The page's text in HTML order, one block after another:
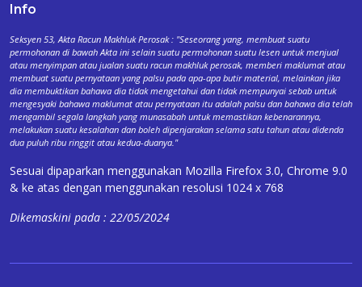
Info
Seksyen 53, Akta Racun Makhluk Perosak : "Seseorang yang, membuat suatu
permohonan di bawah Akta ini selain suatu permohonan suatu lesen untuk menjual
atau menyimpan atau jualan suatu racun makhluk perosak, memberi maklumat atau
membuat suatu pernyataan yang palsu pada apa-apa butir material, melainkan jika
dia membuktikan bahawa dia tidak mengetahui dan tidak mempunyai sebab untuk
mengesyaki bahawa maklumat atau pernyataan itu adalah palsu dan bahawa dia telah
mengambil segala langkah yang munasabah untuk memastikan kebenarannya,
melakukan suatu kesalahan dan boleh dipenjarakan selama satu tahun atau didenda
dua puluh ribu ringgit atau kedua-duanya."
Sesuai dipaparkan menggunakan Mozilla Firefox 3.0, Chrome 9.0
& ke atas dengan menggunakan resolusi 1024 x 768
Dikemaskini pada : 22/05/2024